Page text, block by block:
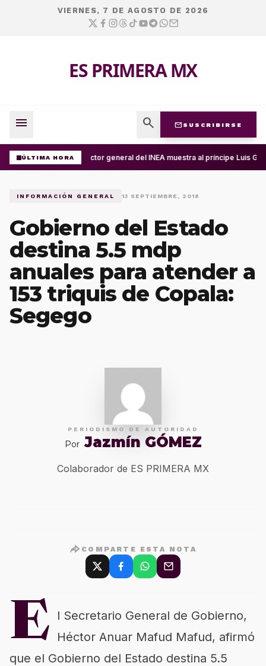
VIERNES, 7 DE AGOSTO DE 2026
ES PRIMERA MX
menu search mail SUSCRIBIRSE
ÚLTIMA HORA Director general del INEA muestra al príncipe Luis
INFORMACIÓN GENERAL 13 SEPTIEMBRE, 2018
Gobierno del Estado
destina 5.5 mdp
anuales para atender a
153 triquis de Copala:
Segego
PERIODISMO DE AUTORIDAD
Por Jazmín GÓMEZ
Colaborador de ES PRIMERA MX
COMPARTE ESTA NOTA
E
l Secretario General de Gobierno,
Héctor Anuar Mafud Mafud, afirmó
que el Gobierno del Estado destina 5.5